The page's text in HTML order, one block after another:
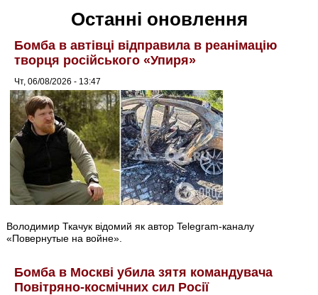
Останні оновлення
Бомба в автівці відправила в реанімацію
творця російського «Упиря»
Чт, 06/08/2026 - 13:47
Володимир Ткачук відомий як автор Telegram-каналу
«Повернутые на войне».
Бомба в Москві убила зятя командувача
Повітряно-космічних сил Росії